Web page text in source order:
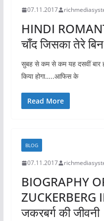
07.11.2017
HINDI
चाँद जिसका तेरे
सुबह से कम से कम यह दसवीं बार
किया होगा…..आफिस के
Read More
BLOG
07.11.2017
BIOGRAPHY
ZUCKERBERG
जकरबर्ग की जीवनी